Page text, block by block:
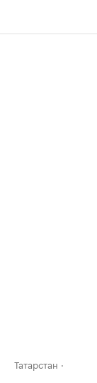
Татарстан